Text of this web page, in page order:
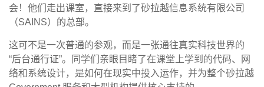
会！他们走出课室，直接来到了砂拉越信息系统有限公司
（SAINS）的总部。
这可不是一次普通的参观，而是一张通往真实科技世界的
“后台通行证”。同学们亲眼目睹了在课堂上学到的代码、网
络和系统设计，是如何在现实中投入运作，并为整个砂拉越